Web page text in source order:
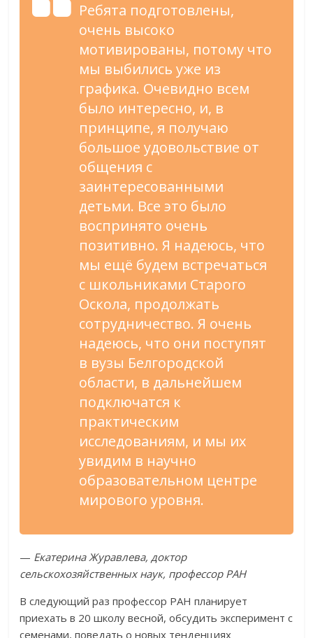
Ребята подготовлены,
очень высоко
мотивированы, потому что
мы выбились уже из
графика. Очевидно всем
было интересно, и, в
принципе, я получаю
большое удовольствие от
общения с
заинтересованными
детьми. Все это было
воспринято очень
позитивно. Я надеюсь, что
мы ещё будем встречаться
с школьниками Старого
Оскола, продолжать
сотрудничество. Я очень
надеюсь, что они поступят
в вузы Белгородской
области, в дальнейшем
подключатся к
практическим
исследованиям, и мы их
увидим в научно
образовательном центре
мирового уровня.
— Екатерина Журавлева, доктор
сельскохозяйственных наук, профессор РАН
В следующий раз профессор РАН планирует
приехать в 20 школу весной, обсудить эксперимент с
семенами, поведать о новых тенденциях